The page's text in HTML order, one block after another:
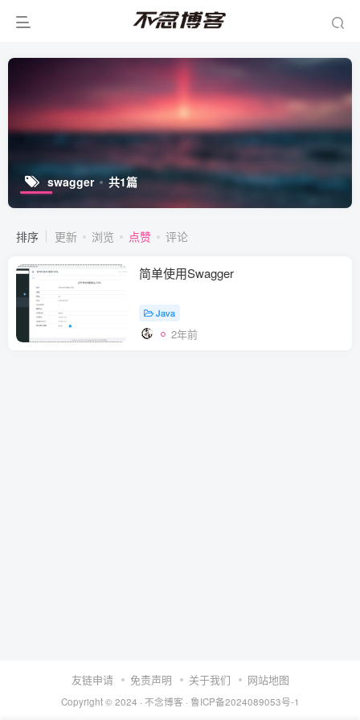
swagger 共1篇
排序 更新 浏览 点赞 评论
简单使用Swagger
Java
2年前
友链申请 免责声明 关于我们 网站地图
Copyright © 2024 · 不念博客 · 鲁ICP备2024089053号-1